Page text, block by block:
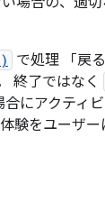
で処理 「戻
終了ではなく
合にアクティ
験をユーザ